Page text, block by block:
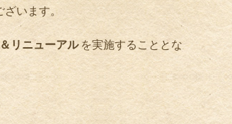
ざいます。
リニューアルを実施することとな